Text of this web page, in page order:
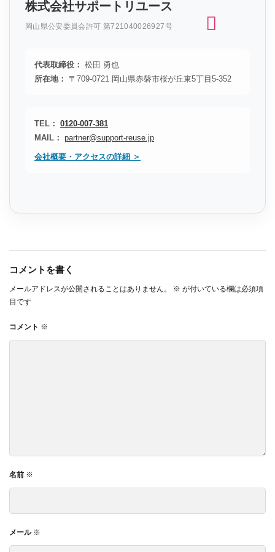
株式会社サポートリユース
岡山県公安委員会許可 第721040026927号
代表取締役： 松田 勇也
所在地：
〒709-0721 岡山県赤磐市桜が丘東5丁目5-352
TEL： 0120-007-381
MAIL： partner@support-reuse.jp
会社概要・アクセスの詳細 ＞
コメントを書く
メールアドレスが公開されることはありません。 ※ が付いている欄は必須項
目です
コメント ※
名前 ※
メール ※